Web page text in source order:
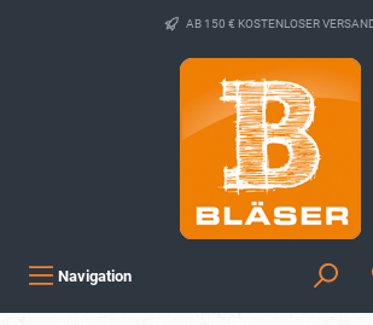
AB 150 € KOSTENLOSER
Navigation